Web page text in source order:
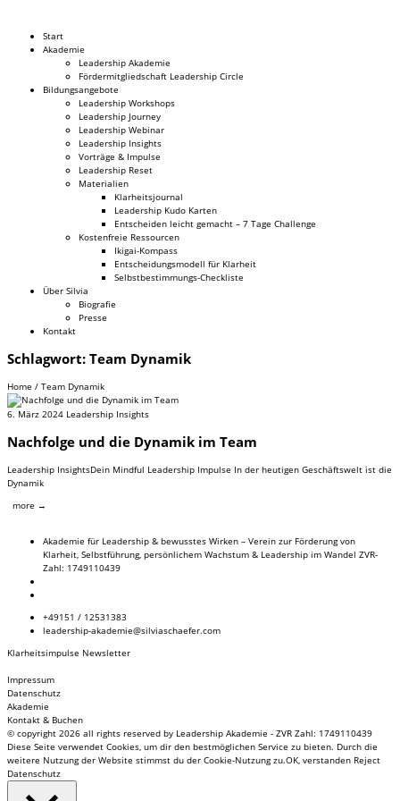
Dr. Silvia Schäfer
Start
Akademie
Leadership Akademie
Fördermitgliedschaft Leadership Circle
Bildungsangebote
Leadership Workshops
Leadership Journey
Leadership Webinar
Leadership Insights
Vorträge & Impulse
Leadership Reset
Materialien
Klarheitsjournal
Leadership Kudo Karten
Entscheiden leicht gemacht – 7 Tage Challenge
Kostenfreie Ressourcen
Ikigai-Kompass
Entscheidungsmodell für Klarheit
Selbstbestimmungs-Checkliste
Über Silvia
Biografie
Presse
Kontakt
Schlagwort: Team Dynamik
Home / Team Dynamik
6. März 2024 Leadership Insights
Nachfolge und die Dynamik im Team
Leadership InsightsDein Mindful Leadership Impulse In der heutigen Geschäftswelt ist die
Dynamik
more →
Akademie für Leadership & bewusstes Wirken – Verein zur Förderung von
Klarheit, Selbstführung, persönlichem Wachstum & Leadership im Wandel ZVR-
Zahl: 1749110439
+49151 / 12531383
leadership-akademie@silviaschaefer.com
Klarheitsimpulse Newsletter
Impressum
Datenschutz
Akademie
Kontakt & Buchen
© copyright 2026 all rights reserved by Leadership Akademie - ZVR Zahl: 1749110439
Diese Seite verwendet Cookies, um dir den bestmöglichen Service zu bieten. Durch die
weitere Nutzung der Website stimmst du der Cookie-Nutzung zu.OK, verstanden Reject
Datenschutz